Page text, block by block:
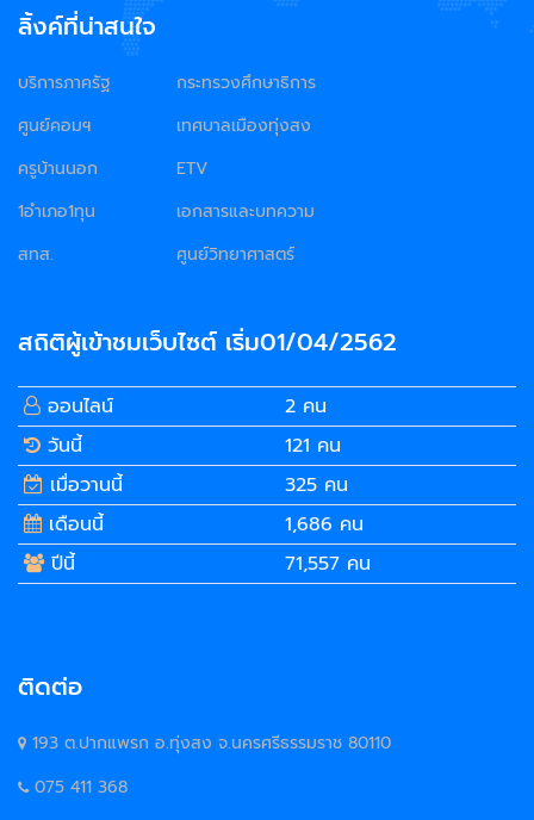
ลิ้งค์ที่น่าสนใจ
บริการภาครัฐ
ศูนย์คอมฯ
ครูบ้านนอก
1อำเภอ1ทุน
สทส.
กระทรวงศึกษาธิการ
เทศบาลเมืองทุ่งสง
ETV
เอกสารและบทความ
ศูนย์วิทยาศาสตร์
สถิติผู้เข้าชมเว็บไซต์ เริ่ม01/04/2562
ออนไลน์
2 คน
วันนี้
121 คน
เมื่อวานนี้
325 คน
เดือนนี้
1,686 คน
ปีนี้
71,557 คน
ติดต่อ
193 ต.ปากแพรก อ.ทุ่งสง จ.นครศรีธรรมราช 80110
075 411 368